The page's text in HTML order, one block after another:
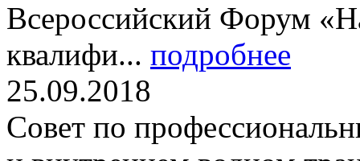
Всероссийский Форум
квалифи... подробнее
25.09.2018
Совет по